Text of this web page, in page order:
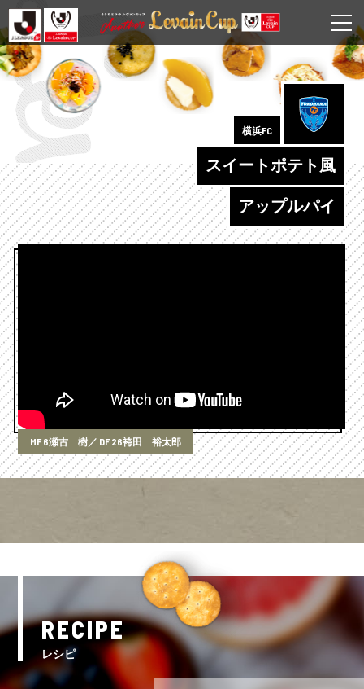
横浜FC
スイートポテト風
アップルパイ
MF 6瀬古 樹／ DF 26袴田 裕太郎
RECIPE
レシピ